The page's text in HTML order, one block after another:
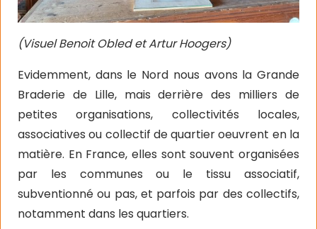
(Visuel Benoit Obled et Artur Hoogers)
Evidemment, dans le Nord nous avons la Grande
Braderie de Lille, mais derrière des milliers de
petites organisations, collectivités locales,
associatives ou collectif de quartier oeuvrent en la
matière. En France, elles sont souvent organisées
par les communes ou le tissu associatif,
subventionné ou pas, et parfois par des collectifs,
notamment dans les quartiers.